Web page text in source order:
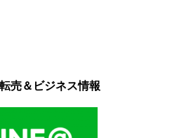
売＆ビジネス情報